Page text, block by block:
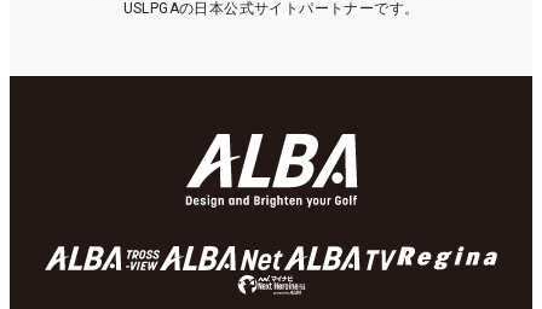
USLPGAの日本公式サイトパートナーです。